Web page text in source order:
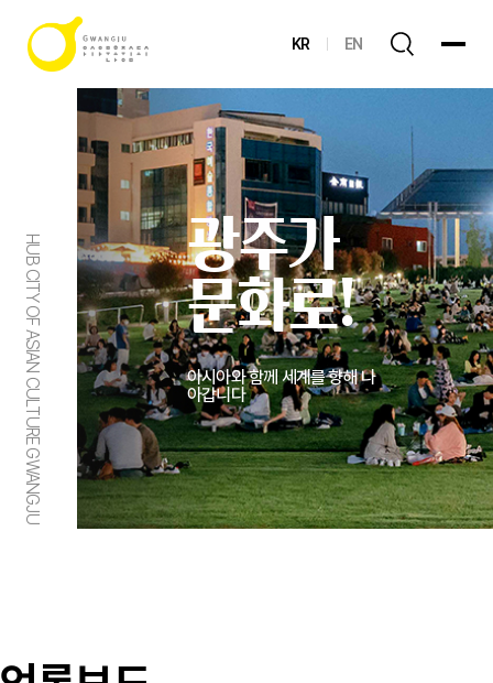
KR EN
HUB CITY OF ASIAN CULTURE GWANGJU
광주가
문화로!
아시아와 함께 세계를 향해 나
아갑니다